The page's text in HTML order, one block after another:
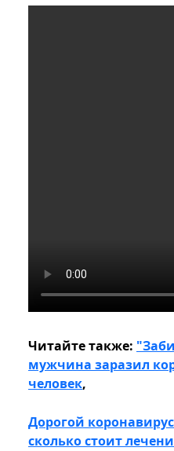
Читайте также:
мужчина заразил
человек,
Дорогой
сколько стоит